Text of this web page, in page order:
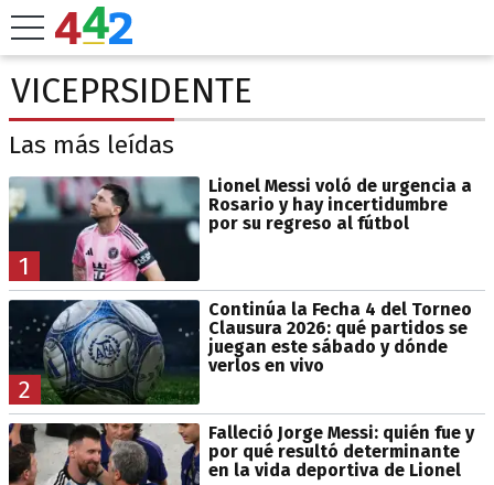
VICEPRSIDENTE
Las más leídas
1
Lionel Messi voló de urgencia a
Rosario y hay incertidumbre
por su regreso al fútbol
2
Continúa la Fecha 4 del Torneo
Clausura 2026: qué partidos se
juegan este sábado y dónde
verlos en vivo
Falleció Jorge Messi: quién fue y
por qué resultó determinante
en la vida deportiva de Lionel